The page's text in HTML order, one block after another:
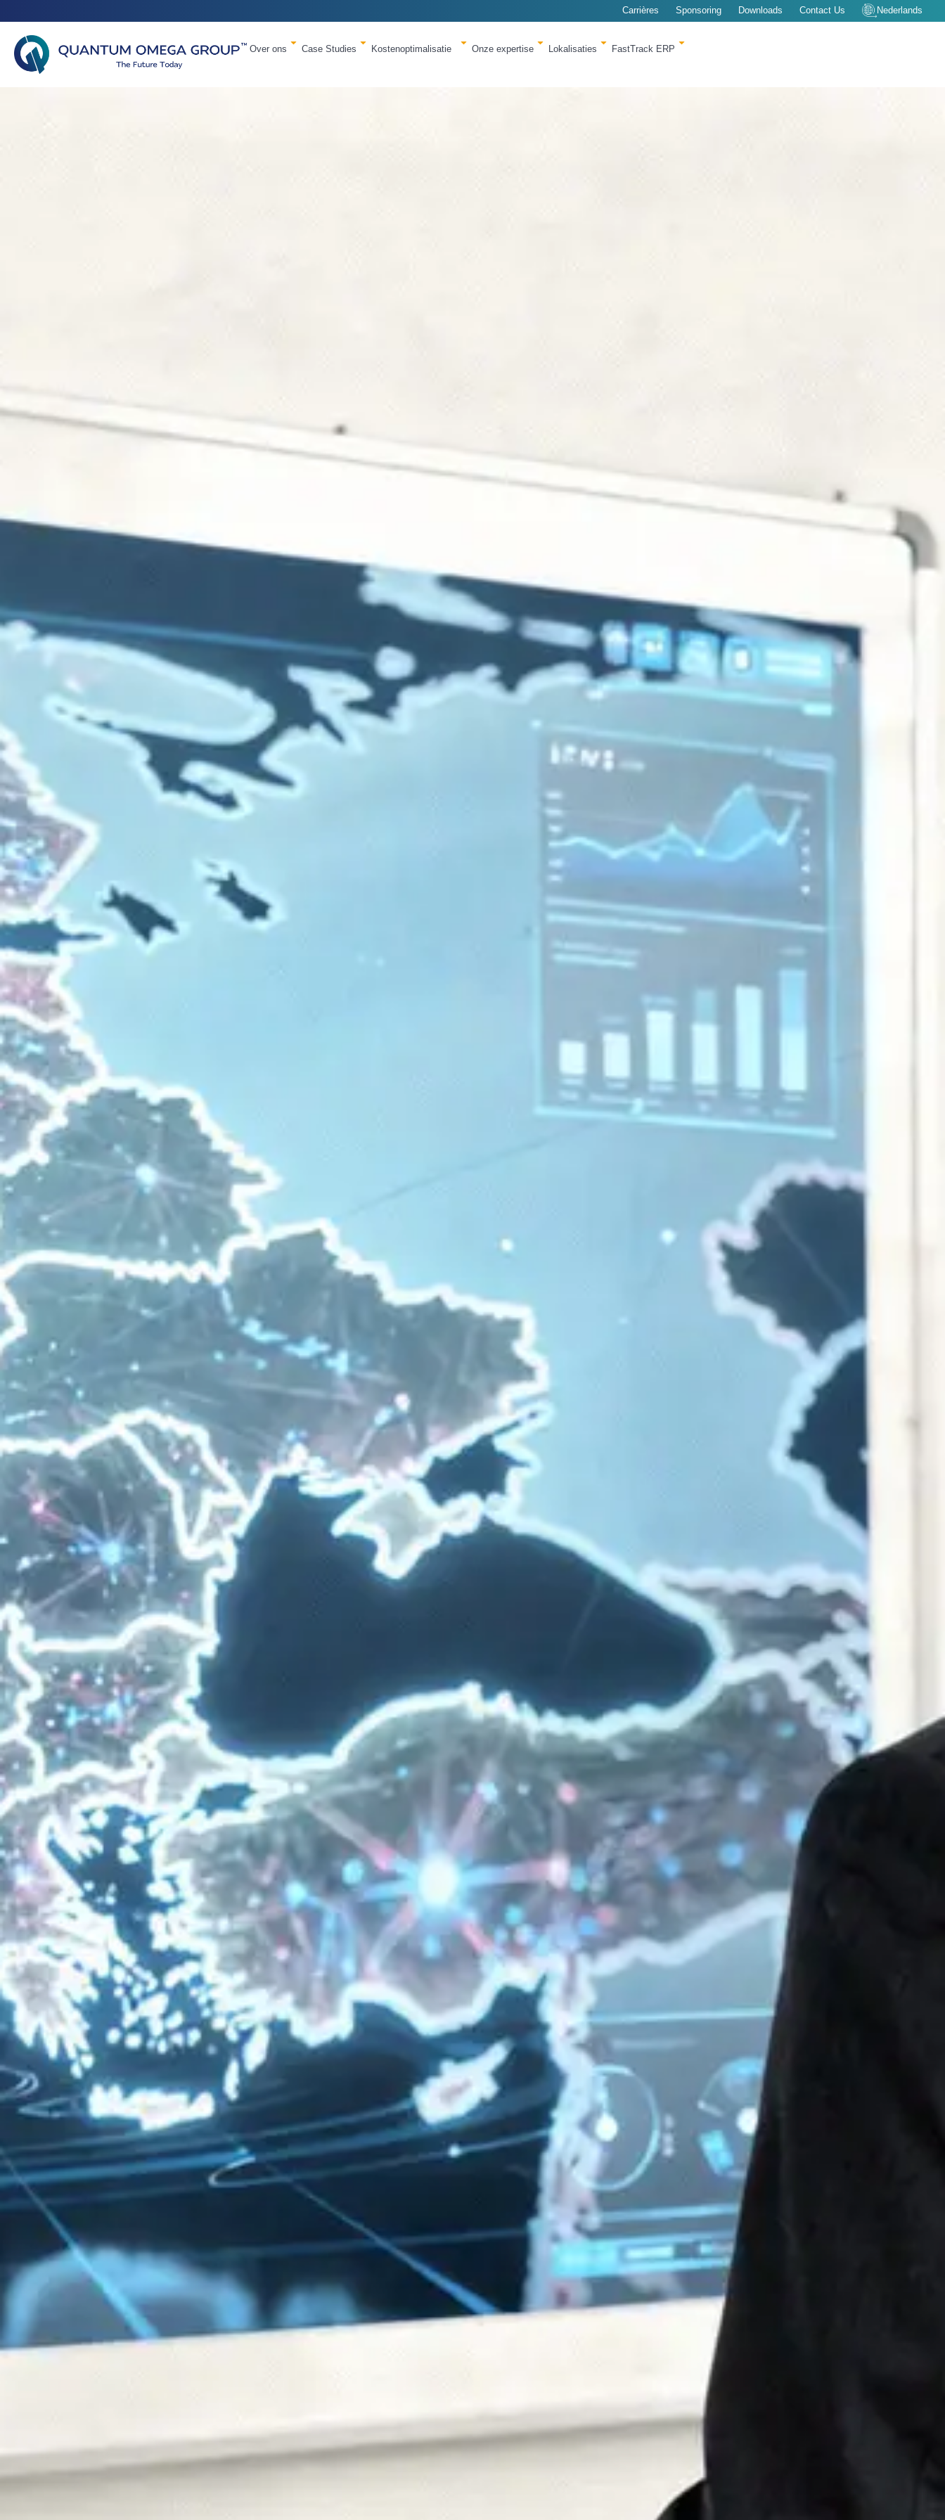
Carrières Sponsoring Downloads Contact Us Nederlands
Over ons Case Studies Kostenoptimalisatie Onze expertise Lokalisaties FastTrack ERP